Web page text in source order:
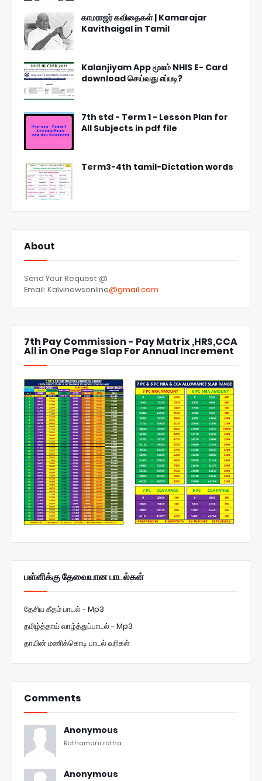
காமராஜர் கவிதைகள் | Kamarajar
Kavithaigal in Tamil
Kalanjiyam App மூலம் NHIS E- Card
download செய்வது எப்படி?
7th std - Term 1 - Lesson Plan for
All Subjects in pdf file
Term3-4th tamil-Dictation words
About
Send Your Request @
Email: Kalvinewsonline@gmail.com
7th Pay Commission - Pay Matrix ,HRS,CCA
All in One Page Slap For Annual Increment
பள்ளிக்கு தேவையான பாடல்கள்
தேசிய கீதம் பாடல் - Mp3
தமிழ்த்தாய் வாழ்த்துப்பாடல் - Mp3
தாயின் மணிக்கொடி பாடல் வரிகள்
Comments
Anonymous
Rathamani ratha
Anonymous